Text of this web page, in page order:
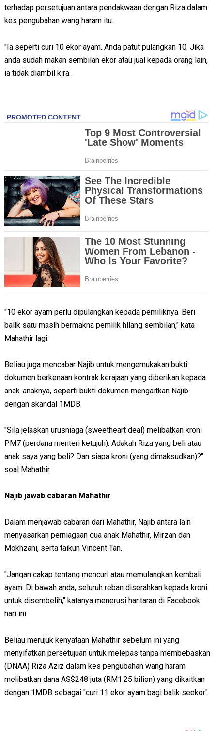
terhadap persetujuan antara pendakwaan dengan Riza dalam
kes pengubahan wang haram itu.
"Ia seperti curi 10 ekor ayam. Anda patut pulangkan 10. Jika
anda sudah makan sembilan ekor atau jual kepada orang lain,
ia tidak diambil kira.
"10 ekor ayam perlu dipulangkan kepada pemiliknya. Beri
balik satu masih bermakna pemilik hilang sembilan," kata
Mahathir lagi.
Beliau juga mencabar Najib untuk mengemukakan bukti
dokumen berkenaan kontrak kerajaan yang diberikan kepada
anak-anaknya, seperti bukti dokumen mengaitkan Najib
dengan skandal 1MDB.
"Sila jelaskan urusniaga (sweetheart deal) melibatkan kroni
PM7 (perdana menteri ketujuh). Adakah Riza yang beli atau
anak saya yang beli? Dan siapa kroni (yang dimaksudkan)?"
soal Mahathir.
Najib jawab cabaran Mahathir
Dalam menjawab cabaran dari Mahathir, Najib antara lain
menyasarkan perniagaan dua anak Mahathir, Mirzan dan
Mokhzani, serta taikun Vincent Tan.
"Jangan cakap tentang mencuri atau memulangkan kembali
ayam. Di bawah anda, seluruh reban diserahkan kepada kroni
untuk disembelih," katanya menerusi hantaran di Facebook
hari ini.
Beliau merujuk kenyataan Mahathir sebelum ini yang
menyifatkan persetujuan untuk melepas tanpa membebaskan
(DNAA) Riza Aziz dalam kes pengubahan wang haram
melibatkan dana AS$248 juta (RM1.25 bilion) yang dikaitkan
dengan 1MDB sebagai "curi 11 ekor ayam bagi balik seekor".